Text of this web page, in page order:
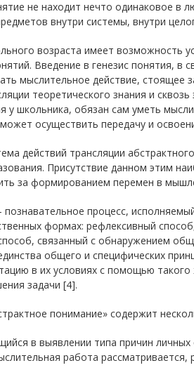
не находит нечто одинаковое в
внутри системы, внутри
возраста имеет возможность
Введение в генезис понятия,
мыслительное действие, стоящее
теоретического знания и
у школьника, обязан сам уметь
осуществить передачу и
действий трансляции
Присутствие данном этим
за формированием перемен в
процесс,
формах: рефлексивный
связанный с обнаружением
общего и специфических
в их условиях с помощью
задачи [4].
понимание» содержит
в выявлении типа причин
работа рассматривается,